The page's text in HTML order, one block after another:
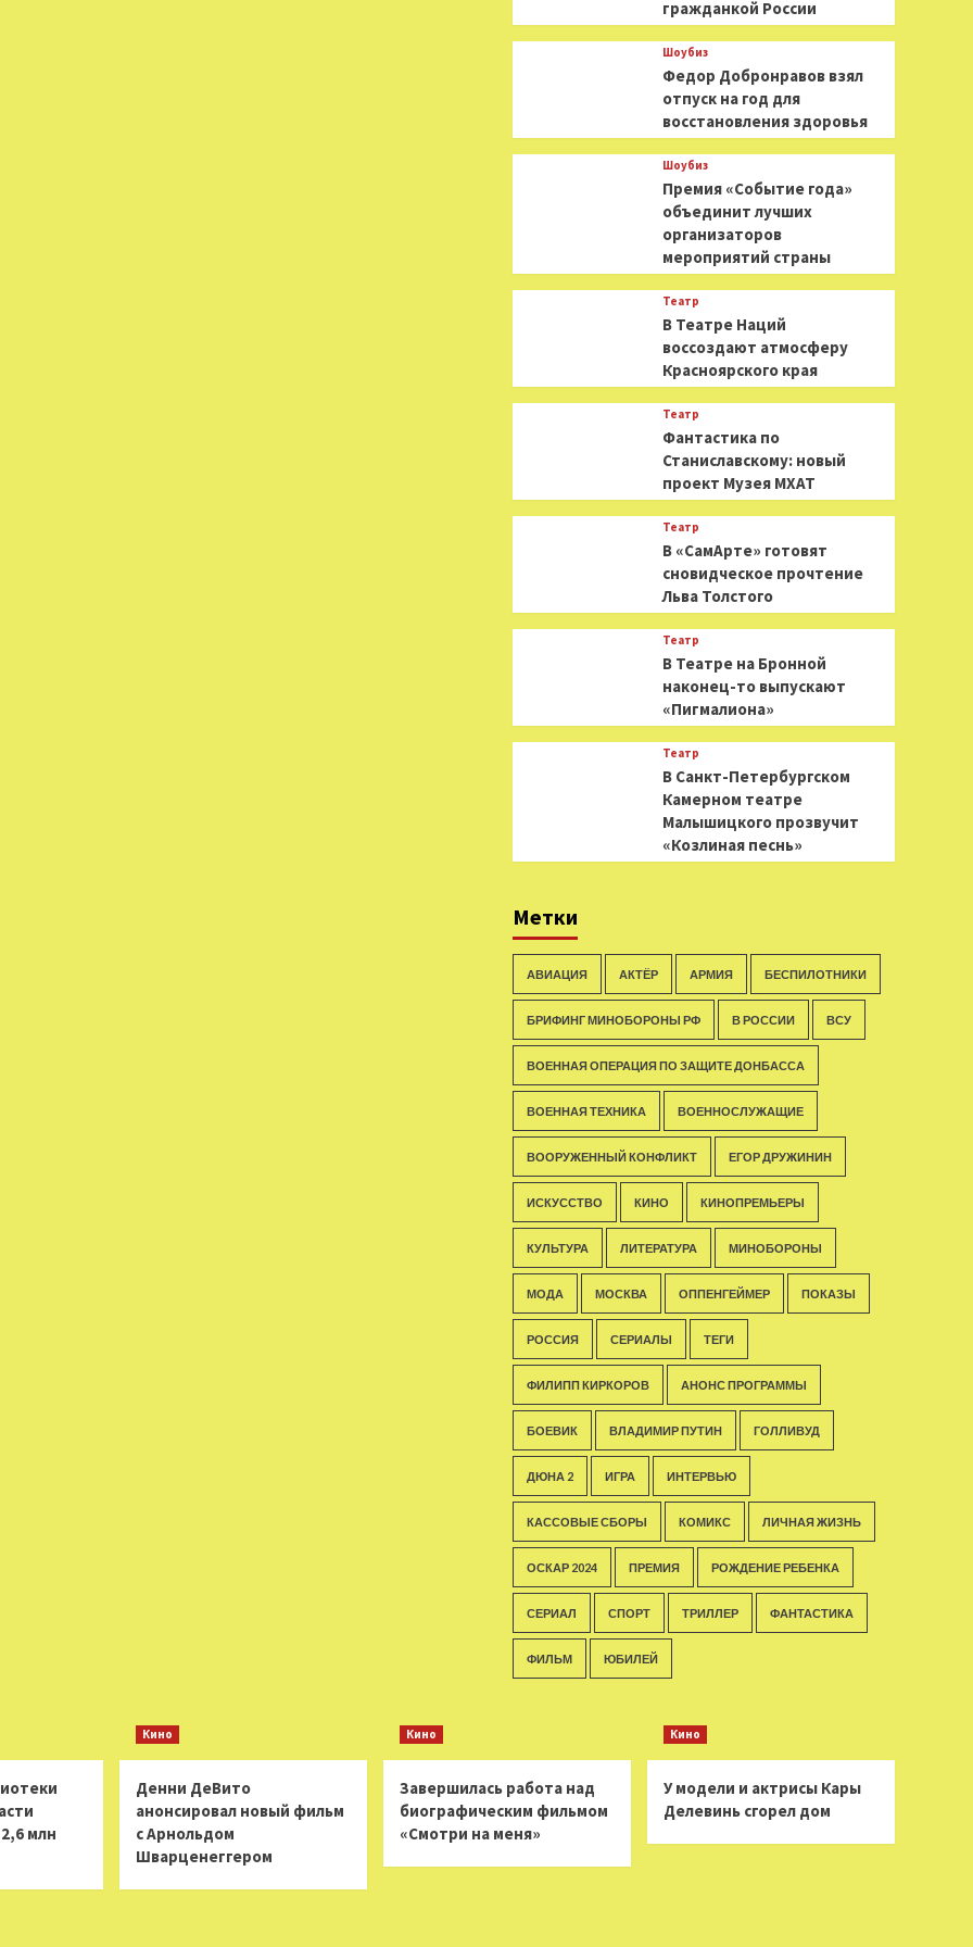
гражданкой России
Шоубиз
Федор Добронравов взял
отпуск на год для
восстановления здоровья
Шоубиз
Премия «Событие года»
объединит лучших
организаторов
мероприятий страны
Театр
В Театре Наций
воссоздают атмосферу
Красноярского края
Театр
Фантастика по
Станиславскому: новый
проект Музея МХАТ
Театр
В «СамАрте» готовят
сновидческое прочтение
Льва Толстого
Театр
В Театре на Бронной
наконец-то выпускают
«Пигмалиона»
Театр
В Санкт-Петербургском
Камерном театре
Малышицкого прозвучит
«Козлиная песнь»
Метки
АВИАЦИЯ АКТЁР АРМИЯ БЕСПИЛОТНИКИ
БРИФИНГ МИНОБОРОНЫ РФ В РОССИИ ВСУ
ВОЕННАЯ ОПЕРАЦИЯ ПО ЗАЩИТЕ ДОНБАССА
ВОЕННАЯ ТЕХНИКА ВОЕННОСЛУЖАЩИЕ
ВООРУЖЕННЫЙ КОНФЛИКТ ЕГОР ДРУЖИНИН
ИСКУССТВО КИНО КИНОПРЕМЬЕРЫ
КУЛЬТУРА ЛИТЕРАТУРА МИНОБОРОНЫ
МОДА МОСКВА ОППЕНГЕЙМЕР ПОКАЗЫ
РОССИЯ СЕРИАЛЫ ТЕГИ
ФИЛИПП КИРКОРОВ АНОНС ПРОГРАММЫ
БОЕВИК ВЛАДИМИР ПУТИН ГОЛЛИВУД
ДЮНА 2 ИГРА ИНТЕРВЬЮ
КАССОВЫЕ СБОРЫ КОМИКС ЛИЧНАЯ ЖИЗНЬ
ОСКАР 2024 ПРЕМИЯ РОЖДЕНИЕ РЕБЕНКА
СЕРИАЛ СПОРТ ТРИЛЛЕР ФАНТАСТИКА
ФИЛЬМ ЮБИЛЕЙ
млн
Кино
Денни ДеВито
анонсировал новый фильм
с Арнольдом
Шварценеггером
Кино
Завершилась работа над
биографическим фильмом
«Смотри на меня»
Кино
У модели и актрисы Кары
Делевинь сгорел дом